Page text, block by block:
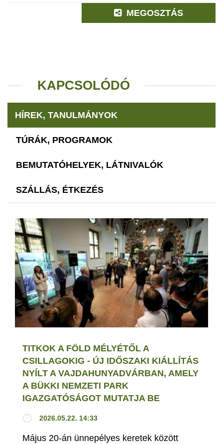
MEGOSZTÁS
KAPCSOLÓDÓ
HÍREK, TANULMÁNYOK
TÚRÁK, PROGRAMOK
BEMUTATÓHELYEK, LÁTNIVALÓK
SZÁLLÁS, ÉTKEZÉS
TITKOK A FÖLD MÉLYÉTŐL A
CSILLAGOKIG - ÚJ IDŐSZAKI KIÁLLÍTÁS
NYÍLT A VAJDAHUNYADVÁRBAN, AMELY
A BÜKKI NEMZETI PARK
IGAZGATÓSÁGOT MUTATJA BE
2026.05.22. 14:33
Május 20-án ünnepélyes keretek között